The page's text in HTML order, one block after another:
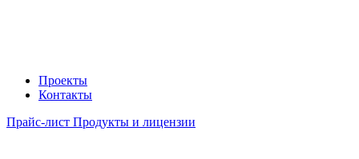
Проекты
Контакты
Прайс-лист Продукты и лицензии